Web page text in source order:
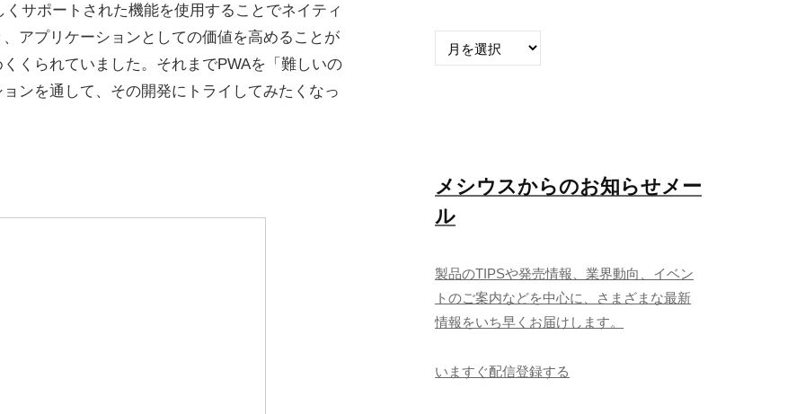
サポートされた機能を使用することでネイティ
アプリケーションとしての価値を高めることが
くられていました。それまでPWAを「難しいの
ンを通して、その開発にトライしてみたくなっ
ア
メシウスからのお知らせメー
ル
製品のTIPSや発売情報、業界動向、イベン
トのご案内などを中心に、さまざまな最新
情報をいち早くお届けします。
いますぐ配信登録する